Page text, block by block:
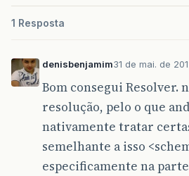
1 Resposta
denisbenjamim31 de mai. de
Bom consegui Resolver.
resolução, pelo o que
nativamente tratar
semelhante a isso
especificamente na